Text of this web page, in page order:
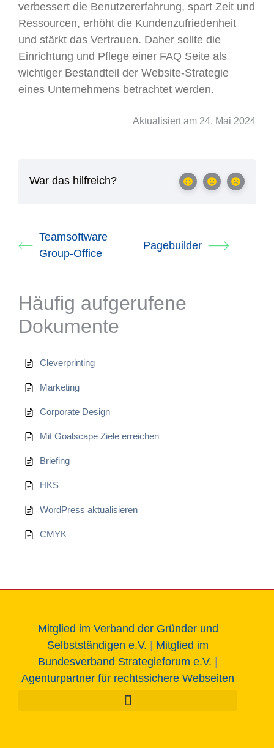
verbessert die Benutzererfahrung, spart Zeit und
Ressourcen, erhöht die Kundenzufriedenheit
und stärkt das Vertrauen. Daher sollte die
Einrichtung und Pflege einer FAQ Seite als
wichtiger Bestandteil der Website-Strategie
eines Unternehmens betrachtet werden.
Aktualisiert am 24. Mai 2024
War das hilfreich?
Teamsoftware
Group-Office
Pagebuilder
Häufig aufgerufene
Dokumente
Cleverprinting
Marketing
Corporate Design
Mit Goalscape Ziele erreichen
Briefing
HKS
WordPress aktualisieren
CMYK
Mitglied im Verband der Gründer und
Selbstständigen e.V.
Mitglied im
Bundesverband Strategieforum e.V.
Agenturpartner für rechtssichere Webseiten